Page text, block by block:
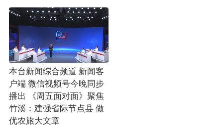
本台新闻综合频道 新闻客
户端 微信视频号今晚同步
播出 《周五面对面》聚焦
竹溪：建强省际节点县 做
优农旅大文章